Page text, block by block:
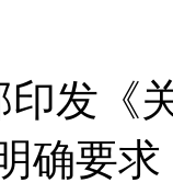
印发《
确要求